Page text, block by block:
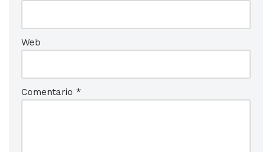
Web
Comentario *